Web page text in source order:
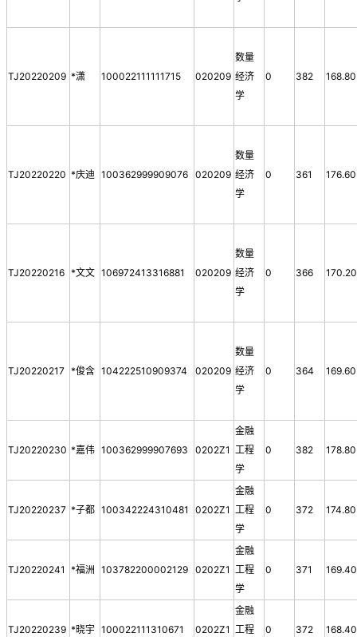
TJ20220209 *潇 100022111111715 020209
数量
经济
学
0 382 168.80
TJ20220220 *庆迪 100362999909076 020209
数量
经济
学
0 361 176.60
TJ20220216 *文文 106972413316881 020209
数量
经济
学
0 366 170.20
TJ20220217 *俊含 104222510909374 020209
数量
经济
学
0 364 169.60
TJ20220230 *嘉伟 100362999907693 0202Z1
金融
工程
学
0 382 178.80
TJ20220237 *子都 100342224310481 0202Z1
金融
工程
学
0 372 174.80
TJ20220241 *福洲 103782200002129 0202Z1
金融
工程
学
0 371 169.40
TJ20220239 *晓宇 100022111310671 0202Z1
金融
工程
0 372 168.40